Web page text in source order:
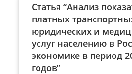
Статья “Анализ
платных
юридических и
услуг населению в
экономике в период
годов”